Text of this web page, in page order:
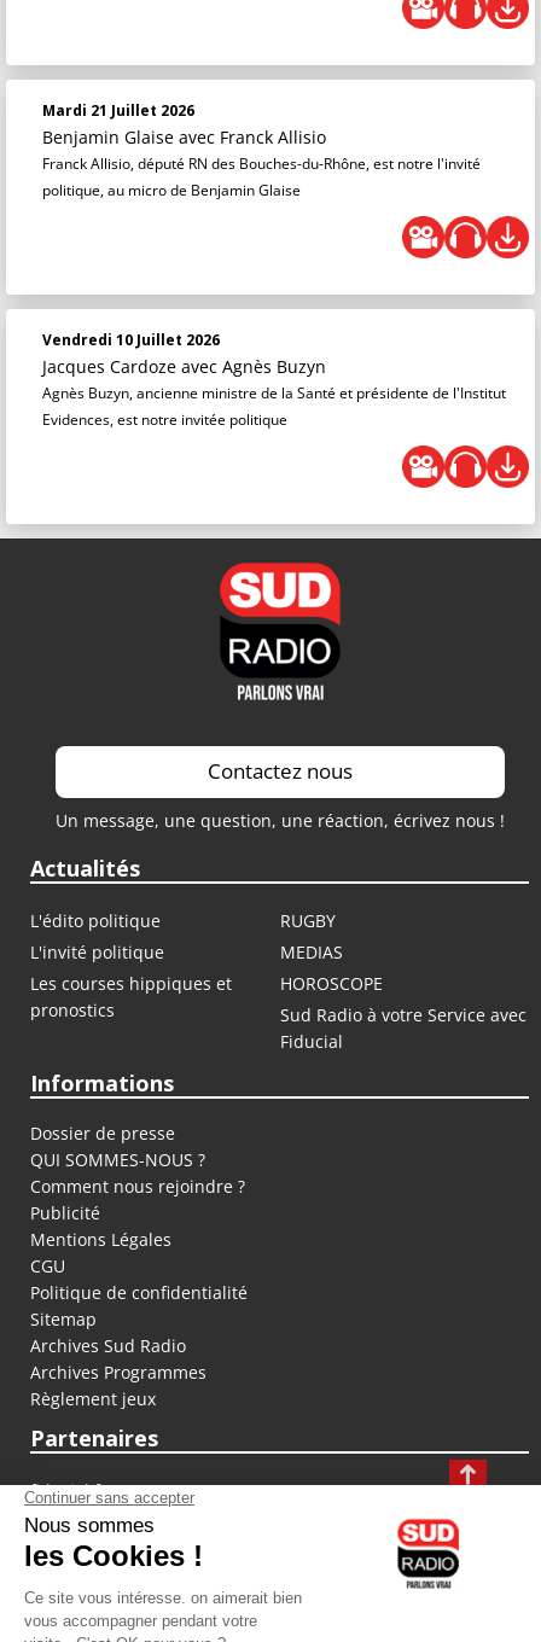
Mardi 21 Juillet 2026
Benjamin Glaise avec Franck Allisio
Franck Allisio, député RN des Bouches-du-Rhône, est notre l'invité
politique, au micro de Benjamin Glaise
Vendredi 10 Juillet 2026
Jacques Cardoze avec Agnès Buzyn
Agnès Buzyn, ancienne ministre de la Santé et présidente de l'Institut
Evidences, est notre invitée politique
Contactez nous
Un message, une question, une réaction, écrivez nous !
Actualités
L'édito politique
RUGBY
L'invité politique
MEDIAS
Les courses hippiques et
pronostics
HOROSCOPE
Sud Radio à votre Service avec
Fiducial
Informations
Dossier de presse
QUI SOMMES-NOUS ?
Comment nous rejoindre ?
Publicité
Mentions Légales
CGU
Politique de confidentialité
Sitemap
Archives Sud Radio
Archives Programmes
Règlement jeux
Partenaires
fiducial.fr
lyoncapitale.fr
olympique-et-lyonnais.com
L'application Iphone / Android